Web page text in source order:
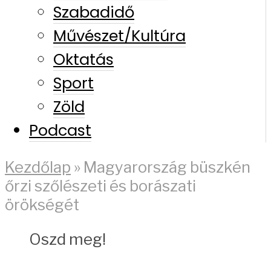
Szabadidő
Művészet/Kultúra
Oktatás
Sport
Zöld
Podcast
Kezdőlap » Magyarország büszkén
őrzi szőlészeti és borászati
örökségét
Oszd meg!